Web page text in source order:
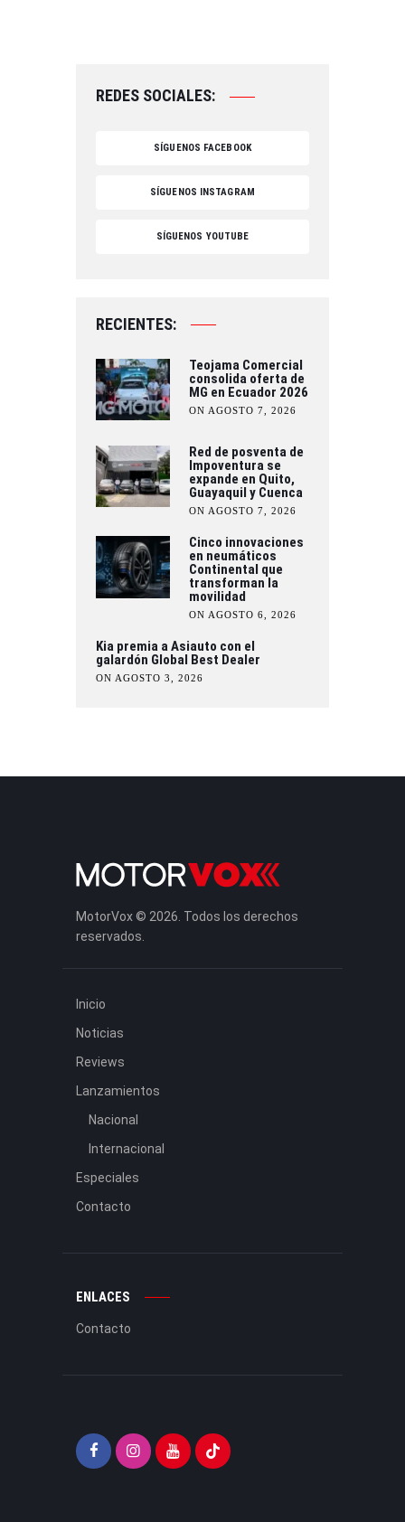
REDES SOCIALES:
SÍGUENOS FACEBOOK
SÍGUENOS INSTAGRAM
SÍGUENOS YOUTUBE
RECIENTES:
Teojama Comercial
consolida oferta de
MG en Ecuador 2026
ON AGOSTO 7, 2026
Red de posventa de
Impoventura se
expande en Quito,
Guayaquil y Cuenca
ON AGOSTO 7, 2026
Cinco innovaciones
en neumáticos
Continental que
transforman la
movilidad
ON AGOSTO 6, 2026
Kia premia a Asiauto con el
galardón Global Best Dealer
ON AGOSTO 3, 2026
MotorVox © 2026. Todos los derechos
reservados.
Inicio
Noticias
Reviews
Lanzamientos
Nacional
Internacional
Especiales
Contacto
ENLACES
Contacto